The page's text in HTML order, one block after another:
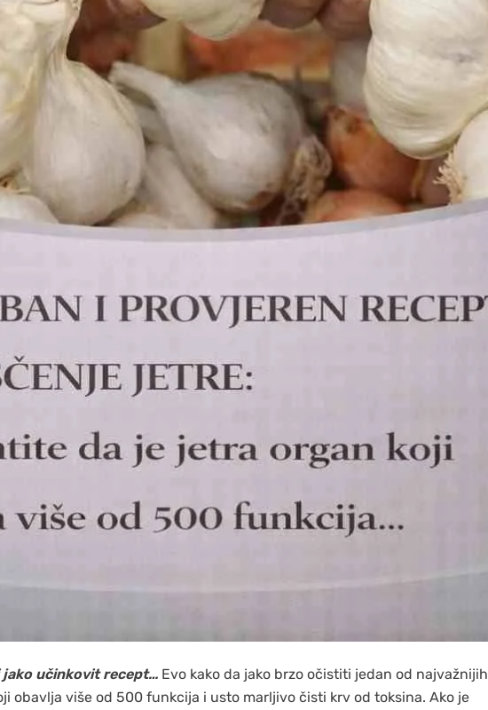
jako učinkovit recept… Evo kako da jako brzo očistiti jedan od najvažnijih
obavlja više od 500 funkcija i usto marljivo čisti krv od toksina. Ako je